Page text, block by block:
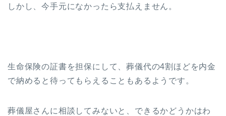
しかし、今手元になかったら支払えません。
生命保険の証書を担保にして、葬儀代の4割ほどを内金
で納めると待ってもらえることもあるようです。
葬儀屋さんに相談してみないと、できるかどうかはわ